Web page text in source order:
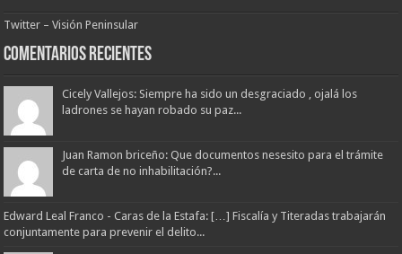
Twitter – Visión Peninsular
Comentarios Recientes
Cicely Vallejos: Siempre ha sido un desgraciado , ojalá los
ladrones se hayan robado su paz...
Juan Ramon briceño: Que documentos nesesito para el trámite
de carta de no inhabilitación?...
Edward Leal Franco - Caras de la Estafa: […] Fiscalía y Titeradas trabajarán
conjuntamente para prevenir el delito...